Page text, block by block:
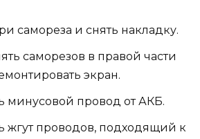
самореза и снять накладку.
саморезов в правой части
экран.
минусовой провод от АКБ.
жгут проводов, подходящий к